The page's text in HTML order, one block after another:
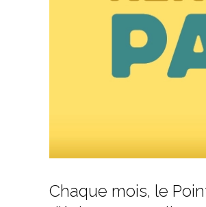
Chaque mois, le